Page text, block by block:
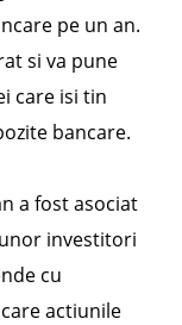
pe un an.
si va pune
care isi tin
bancare.
a fost asociat
investitori
cu
actiunile